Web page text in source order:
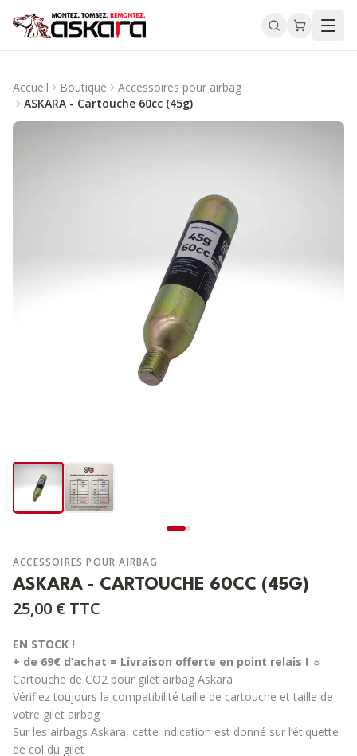
Accueil Boutique
Accessoires pour airbag
ASKARA - Cartouche 60cc (45g)
ACCESSOIRES POUR AIRBAG
ASKARA - CARTOUCHE 60CC (45G)
25,00 € TTC
EN STOCK !
+ de 69€ d’achat = Livraison offerte en point relais ! ☼
Cartouche de CO2 pour gilet airbag Askara
Vérifiez toujours la compatibilité taille de cartouche et taille de
votre gilet airbag
Sur les airbags Askara, cette indication est donné sur l’étiquette
de col du gilet